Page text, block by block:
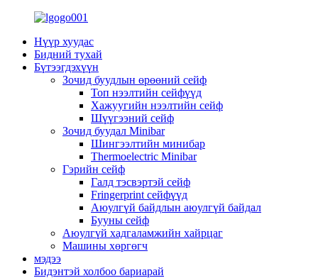
Нүүр хуудас
Бидний тухай
Бүтээгдэхүүн
Зочид буудлын өрөөний сейф
Топ нээлтийн сейфүүд
Хажуугийн нээлтийн сейф
Шүүгээний сейф
Зочид буудал Minibar
Шингээлтийн минибар
Thermoelectric Minibar
Гэрийн сейф
Галд тэсвэртэй сейф
Fringerprint сейфүүд
Аюулгүй байдлын аюулгүй байдал
Бууны сейф
Аюулгүй хадгаламжийн хайрцаг
Машины хөргөгч
мэдээ
Бидэнтэй холбоо бариарай